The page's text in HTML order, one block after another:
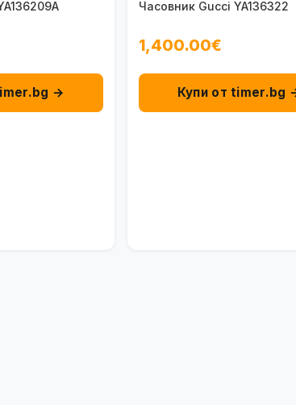
→
Часовник Gucci YA136322
1,400.00€
Купи от timer.bg